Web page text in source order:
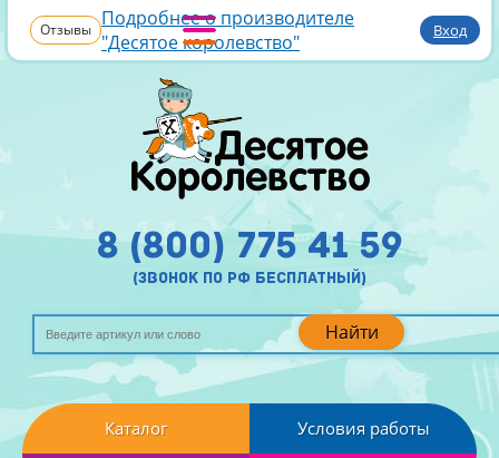
Отзывы Подробнее о производителе
"Десятое королевство"
Вход
Найти
8 (800) 775 41 59
(звонок по рф бесплатный)
Каталог Условия работы